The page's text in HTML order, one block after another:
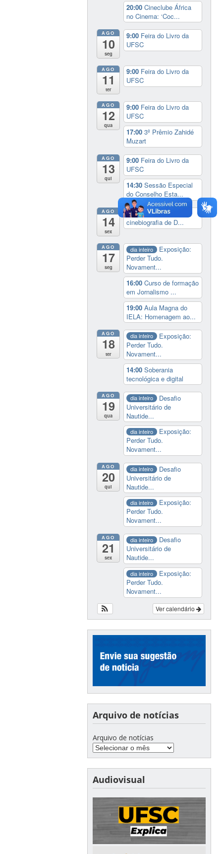
20:00Cineclube África
no Cinema: ‘Coc...
AGO
10
seg
9:00 Feira do Livro da
UFSC
AGO
11
ter
9:00 Feira do Livro da
UFSC
AGO
12
qua
9:00 Feira do Livro da
UFSC
17:003º Prêmio Zahidé
Muzart
AGO
13
qui
9:00 Feira do Livro da
UFSC
14:30Sessão Especial
do Conselho Esta...
AGO
14
sex
14:00 Lançamento da
cinebiografia de D...
AGO
17
seg
dia inteiro
Exposição:
Perder Tudo.
Novament...
16:00Curso de formação
em Jornalismo ...
19:00Aula Magna do
IELA: Homenagem ao...
AGO
18
ter
dia inteiro
Exposição:
Perder Tudo.
Novament...
14:00Soberania
tecnológica e digital
AGO
19
qua
dia inteiro
Desafio
Universitário de
Nautide...
dia inteiro
Exposição:
Perder Tudo.
Novament...
AGO
20
qui
dia inteiro
Desafio
Universitário de
Nautide...
dia inteiro
Exposição:
Perder Tudo.
Novament...
AGO
21
sex
dia inteiro
Desafio
Universitário de
Nautide...
dia inteiro
Exposição:
Perder Tudo.
Novament...
Ver calendário
Arquivo de notícias
Arquivo de notícias
Audiovisual